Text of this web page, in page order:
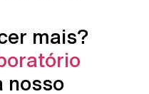
mais?
nosso